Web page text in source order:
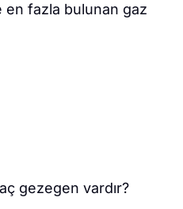
fazla bulunan gaz
gezegen vardır?